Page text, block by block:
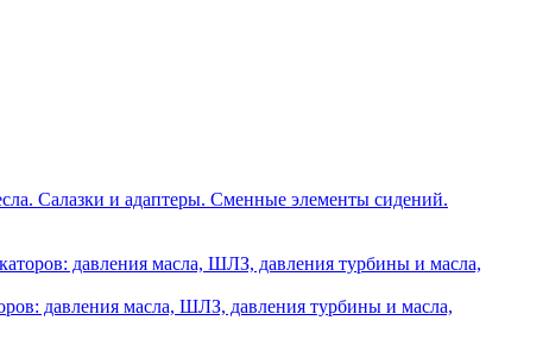
Салазки и адаптеры. Сменные элементы сидений.
давления масла, ШЛЗ, давления турбины и масла,
давления масла, ШЛЗ, давления турбины и масла,